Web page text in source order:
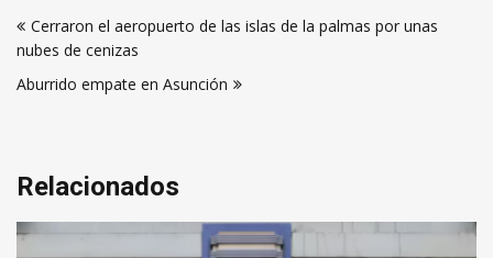
de
entradas
Cerraron el aeropuerto de las islas de la palmas por unas
nubes de cenizas
Aburrido empate en Asunción
Relacionados